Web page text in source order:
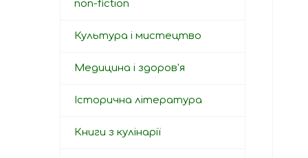
non-fiction
Культура і мистецтво
Медицина і здоров'я
Історична література
Книги з кулінарії